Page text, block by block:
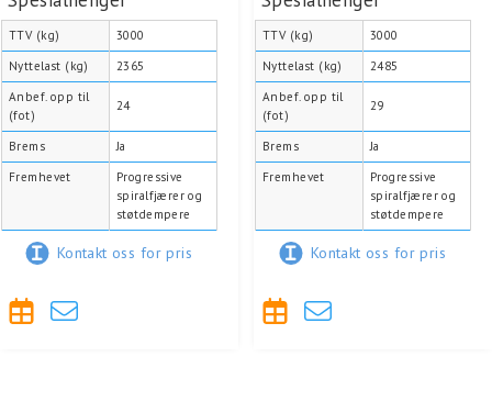
TTV (kg)
3000
Nyttelast (kg)
2365
Anbef. opp til
(fot)
24
Brems
Ja
Fremhevet
Progressive
spiralfjærer og
støtdempere
Kontakt oss for pris
TTV (kg)
3000
Nyttelast (kg)
2485
Anbef. opp til
(fot)
29
Brems
Ja
Fremhevet
Progressive
spiralfjærer og
støtdempere
Kontakt oss for pris